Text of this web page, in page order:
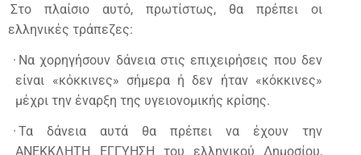
Στο πλαίσιο αυτό, πρωτίστως, θα πρέπει οι
ελληνικές τράπεζες:
· Να χορηγήσουν δάνεια στις επιχειρήσεις που δεν
είναι «κόκκινες» σήμερα ή δεν ήταν «κόκκινες»
μέχρι την έναρξη της υγειονομικής κρίσης.
· Τα δάνεια αυτά θα πρέπει να έχουν την
ΑΝΕΚΚΛΗΤΗ ΕΓΓΥΗΣΗ του ελληνικού Δημοσίου,